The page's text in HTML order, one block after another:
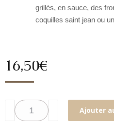
grillés, en sauce, des
coquilles saint jean ou
16,50€
quantité
Ajouter